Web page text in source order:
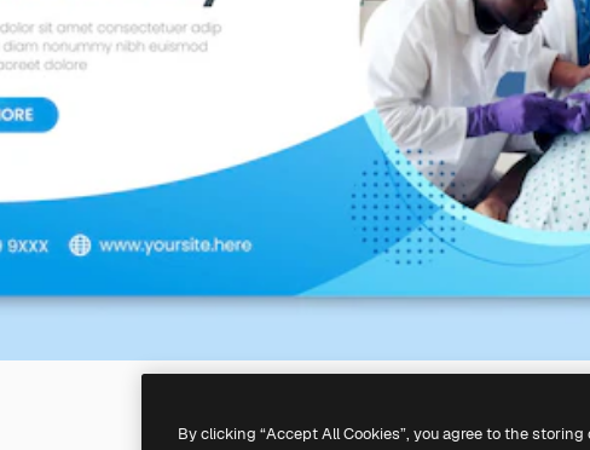
By clicking “Accept All Cookies”, you agree to the